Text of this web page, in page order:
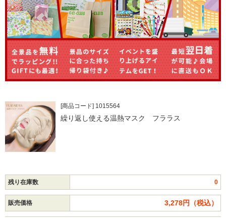
[商品コード] 1015564
繰り返し使える温熱マスク フララス
残り在庫数 0
販売価格 3,278円（税込）